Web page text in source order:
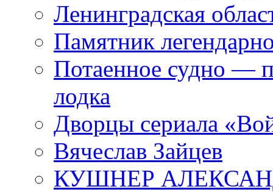
Ленинградская
Памятник
Потаенное судно —
лодка
Дворцы сериала
Вячеслав Зайцев
КУШНЕР